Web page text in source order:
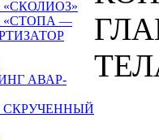
«СТОПА —
АВАР-